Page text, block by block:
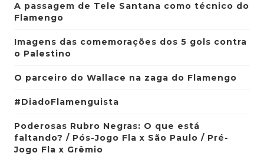
A passagem de Tele Santana como técnico do
Flamengo
Imagens das comemorações dos 5 gols contra
o Palestino
O parceiro do Wallace na zaga do Flamengo
#DiadoFlamenguista
Poderosas Rubro Negras: O que está
faltando? / Pós-Jogo Fla x São Paulo / Pré-
Jogo Fla x Grêmio